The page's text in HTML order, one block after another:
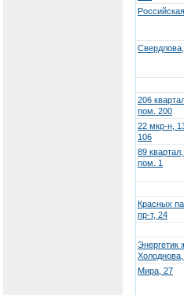
206
пом. 200
22 мкр-н,
106
89 квартал,
пом. 1
Красных
пр-т, 24
Энергетик
Холоднова,
Мира, 27